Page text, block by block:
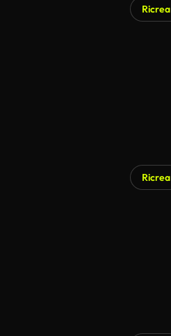
Ricrea
Ricrea